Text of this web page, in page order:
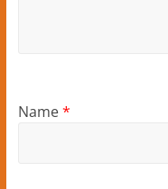
Name*